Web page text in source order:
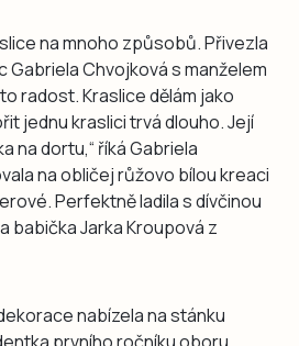
na mnoho způsobů. Přivezla
Gabriela Chvojková s manželem
radost. Kraslice dělám jako
jednu kraslici trvá dlouho. Její
na dortu,“ říká Gabriela
na obličej růžovo bílou kreaci
Perfektně ladila s dívčinou
babička Jarka Kroupová z
nabízela na stánku